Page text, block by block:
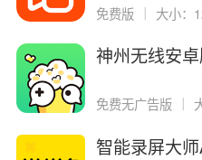
免费版 大小：
神州无线安
免费无广告版
智能录屏大